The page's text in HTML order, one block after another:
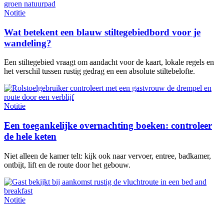
Notitie
Wat betekent een blauw stiltegebiedbord voor je
wandeling?
Een stiltegebied vraagt om aandacht voor de kaart, lokale regels en
het verschil tussen rustig gedrag en een absolute stiltebelofte.
Notitie
Een toegankelijke overnachting boeken: controleer
de hele keten
Niet alleen de kamer telt: kijk ook naar vervoer, entree, badkamer,
ontbijt, lift en de route door het gebouw.
Notitie